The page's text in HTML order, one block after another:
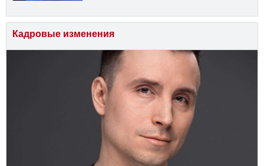
Кадровые изменения